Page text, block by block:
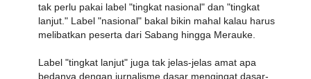
tak perlu pakai label "tingkat nasional" dan "tingkat
lanjut." Label "nasional" bakal bikin mahal kalau harus
melibatkan peserta dari Sabang hingga Merauke.
Label "tingkat lanjut" juga tak jelas-jelas amat apa
bedanya dengan jurnalisme dasar mengingat dasar-